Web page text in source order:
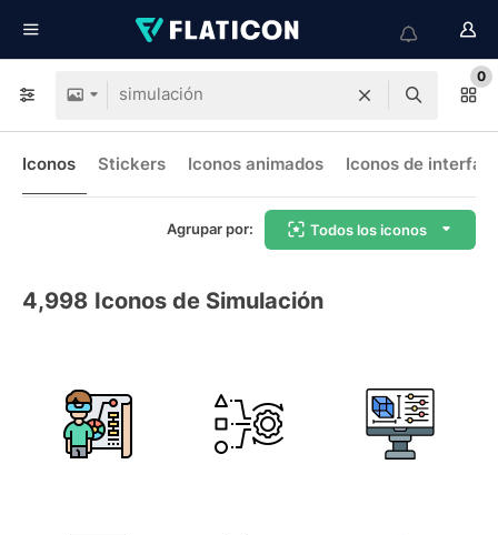
0
Iconos Stickers Iconos animados Iconos de interfaz
Agrupar por: Todos los iconos
4,998 Iconos de Simulación